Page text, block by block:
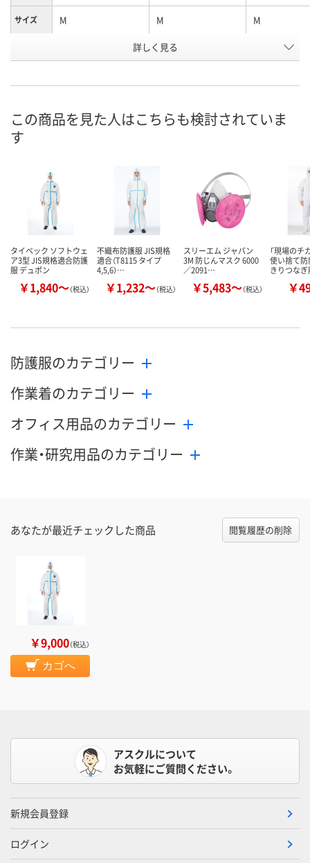
サイズ M M M
1746380 AX87011
お届け日
ついてご連絡いたし
8月8日（土） 8月8日（土）
カゴへ カゴへ カ
詳しく見る
この商品を見た人はこちらも検討されていま
す
タイベック ソフトウェ
ア3型 JIS規格適合防護
服 デュポン
￥1,840～（税込）
不織布防護服 JIS規格
適合（T8115 タイプ
4,5,6）…
￥1,232～（税込）
スリーエム ジャパン
3M 防じんマスク 6000
／2091…
￥5,483～（税込）
「現場のチ
使い捨て
きりつな
￥
防護服のカテゴリー
作業着のカテゴリー
オフィス用品のカテゴリー
作業・研究用品のカテゴリー
あなたが最近チェックした商品 閲覧履歴の削除
￥9,000（税込）
カゴへ
アスクルについて
お気軽にご質問ください。
新規会員登録
ログイン